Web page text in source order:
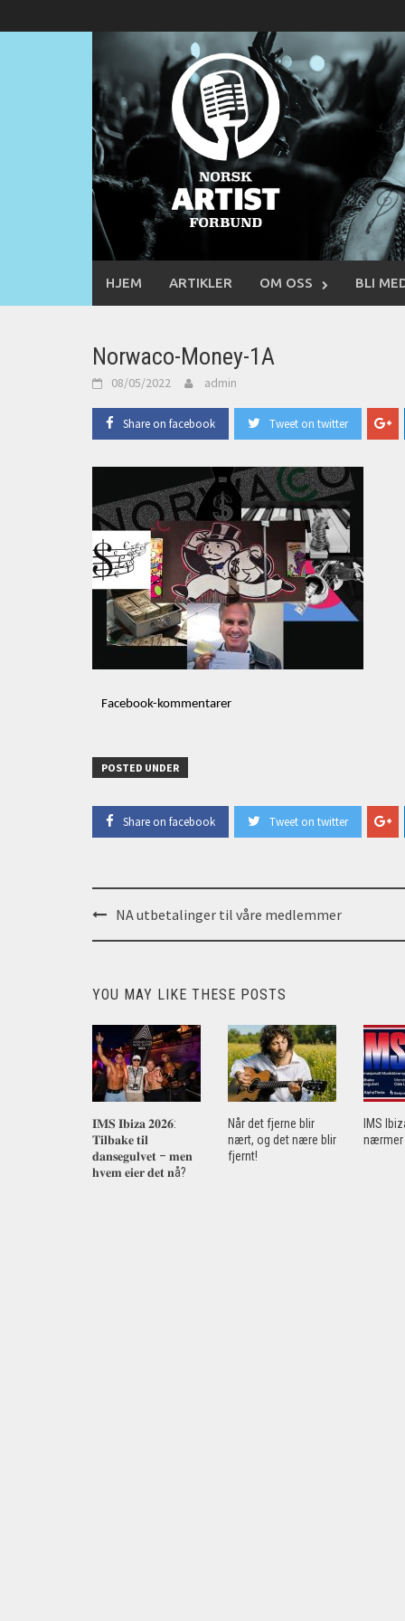
to
HJEM ARTIKLER OM OSS BLI
Norwaco-Money-1A
08/05/2022 admin
Share on facebook Tweet on twitter
Facebook-kommentarer
POSTED UNDER
Share on facebook Tweet on twitter
Post
navigation
NA utbetalinger til våre medlemmer
YOU MAY LIKE THESE POSTS
𝐈𝐌𝐒 𝐈𝐛𝐢𝐳𝐚 𝟐𝟎𝟐𝟔:
𝐓𝐢𝐥𝐛𝐚𝐤𝐞 𝐭𝐢𝐥
𝐝𝐚𝐧𝐬𝐞𝐠𝐮𝐥𝐯𝐞𝐭 – 𝐦𝐞𝐧
𝐡𝐯𝐞𝐦 𝐞𝐢𝐞𝐫 𝐝𝐞𝐭 𝐧å?
Når det fjerne blir
nært, og det nære blir
fjernt!
IMS
nærmer